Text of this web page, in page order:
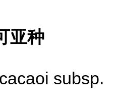
亚种
subsp.